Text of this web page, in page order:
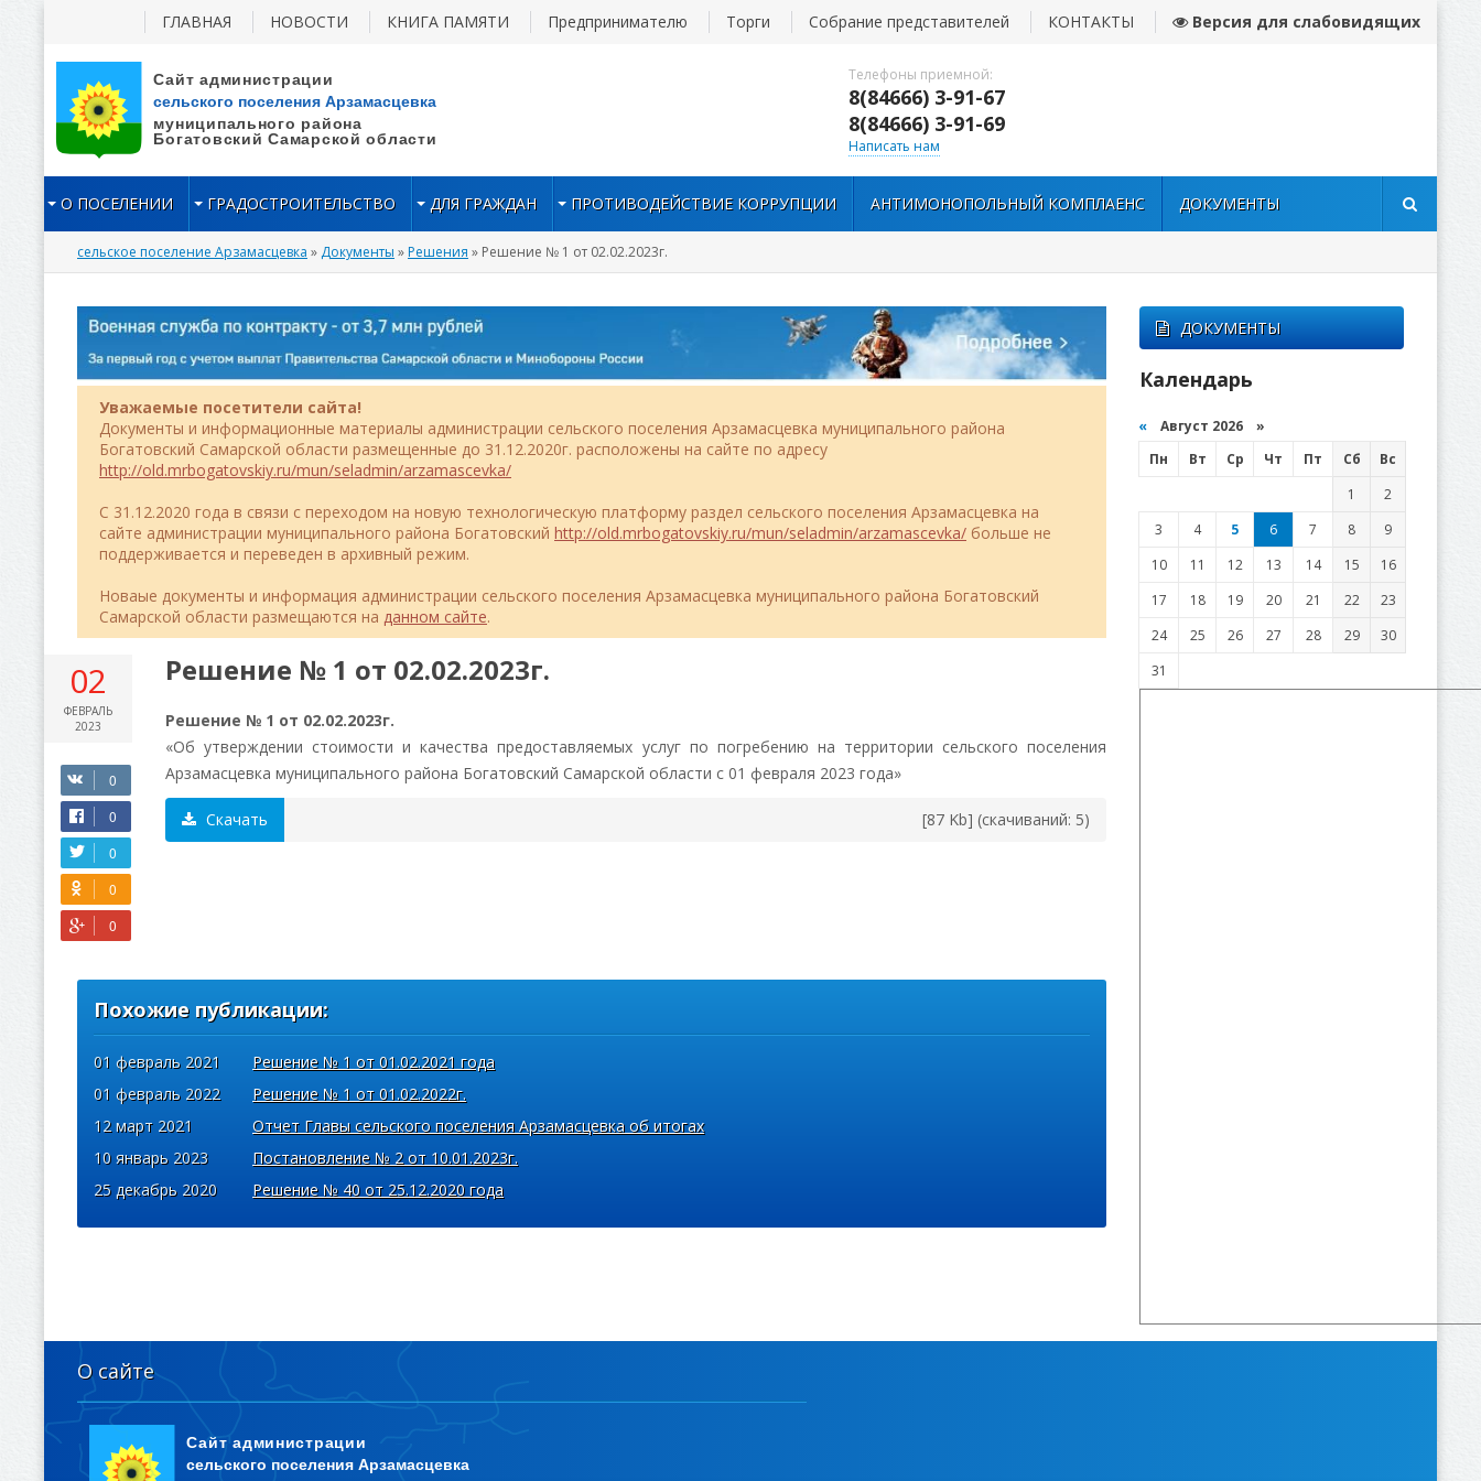
Телефоны приемной:
8(84666) 3-91-67
8(84666) 3-91-69
Написать нам
ГЛАВНАЯ НОВОСТИ КНИГА ПАМЯТИ Предпринимателю Торги Собрание представителей КОНТАКТЫ Версия для слабовидящих
О ПОСЕЛЕНИИ ГРАДОСТРОИТЕЛЬСТВО ДЛЯ ГРАЖДАН ПРОТИВОДЕЙСТВИЕ КОРРУПЦИИ АНТИМОНОПОЛЬНЫЙ КОМПЛАЕНС ДОКУМЕНТЫ
сельское поселение Арзамасцевка » Документы »Решения » Решение № 1 от 02.02.2023г.
Уважаемые посетители сайта!
Документы и информационные материалы администрации сельского поселения Арзамасцевка муниципального района
Богатовский Самарской области размещенные до 31.12.2020г. расположены на сайте по адресу
http://old.mrbogatovskiy.ru/mun/seladmin/arzamascevka/
C 31.12.2020 года в связи с переходом на новую технологическую платформу раздел сельского поселения Арзамасцевка на
сайте администрации муниципального района Богатовский http://old.mrbogatovskiy.ru/mun/seladmin/arzamascevka/ больше не
поддерживается и переведен в архивный режим.
Новаые документы и информация администрации сельского поселения Арзамасцевка муниципального района Богатовский
Самарской области размещаются на данном сайте.
02
ФЕВРАЛЬ
2023
Решение № 1 от 02.02.2023г.
Решение № 1 от 02.02.2023г.
«Об утверждении стоимости и качества предоставляемых услуг по погребению на территории сельского поселения
Арзамасцевка муниципального района Богатовский Самарской области с 01 февраля 2023 года»
Скачать [87 Kb] (cкачиваний: 5)
Похожие публикации:
01 февраль 2021
Решение № 1 от 01.02.2021 года
01 февраль 2022
Решение № 1 от 01.02.2022г.
12 март 2021
Отчет Главы сельского поселения Арзамасцевка об итогах
10 январь 2023
Постановление № 2 от 10.01.2023г.
25 декабрь 2020
Решение № 40 от 25.12.2020 года
ДОКУМЕНТЫ
Календарь
« Август 2026 »
Пн
Вт Ср Чт Пт Сб
Вс
1
2
3
4 5 6 7 8
9
10
11 12 13 14 15
16
17
18 19 20 21 22
23
24
25 26 27 28 29
30
31
О сайте